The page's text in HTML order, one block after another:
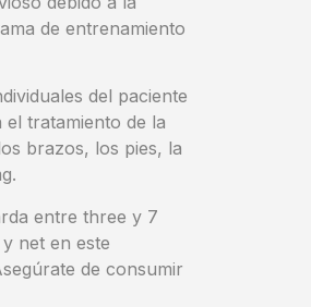
de entrenamiento
del paciente
tratamiento de la
brazos, los pies, la
entre three y 7
net en este
de consumir